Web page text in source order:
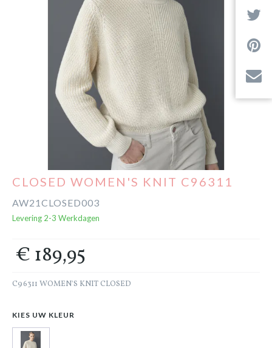
Outlet
Next
CLOSED WOMEN'S KNIT C96311
AW21CLOSED003
Levering 2-3 Werkdagen
€ 189,95
C96311 WOMEN'S KNIT CLOSED
KIES UW KLEUR